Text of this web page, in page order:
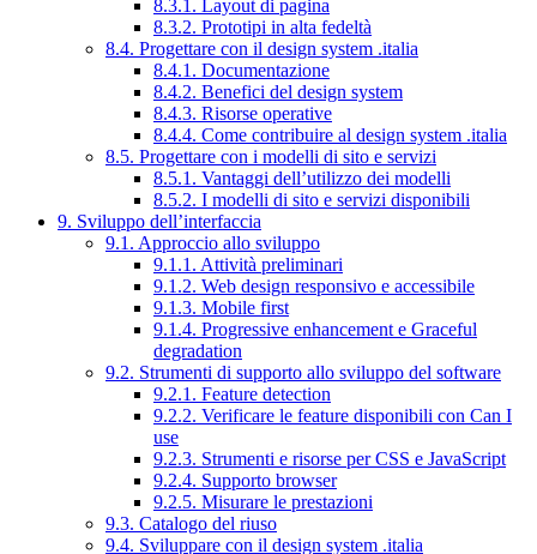
8.3.1. Layout di pagina
8.3.2. Prototipi in alta fedeltà
8.4. Progettare con il design system .italia
8.4.1. Documentazione
8.4.2. Benefici del design system
8.4.3. Risorse operative
8.4.4. Come contribuire al design system .italia
8.5. Progettare con i modelli di sito e servizi
8.5.1. Vantaggi dell’utilizzo dei modelli
8.5.2. I modelli di sito e servizi disponibili
9. Sviluppo dell’interfaccia
9.1. Approccio allo sviluppo
9.1.1. Attività preliminari
9.1.2. Web design responsivo e accessibile
9.1.3. Mobile first
9.1.4. Progressive enhancement e Graceful
degradation
9.2. Strumenti di supporto allo sviluppo del software
9.2.1. Feature detection
9.2.2. Verificare le feature disponibili con Can I
use
9.2.3. Strumenti e risorse per CSS e JavaScript
9.2.4. Supporto browser
9.2.5. Misurare le prestazioni
9.3. Catalogo del riuso
9.4. Sviluppare con il design system .italia